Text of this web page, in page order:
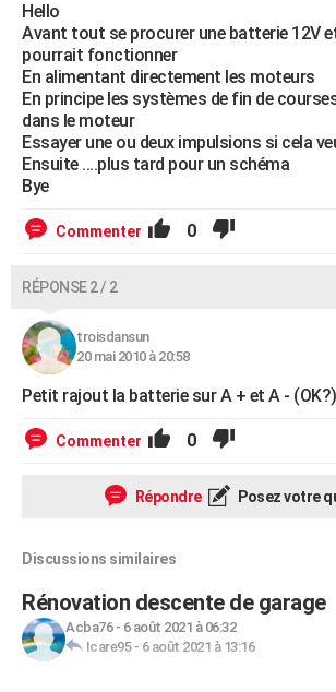
Hello
Avant tout se procurer une batterie 12V
pourrait fonctionner
En alimentant directement les moteurs
En principe les systèmes de fin de
dans le moteur
Essayer une ou deux impulsions si cela
Ensuite ....plus tard pour un schéma
Bye
Commenter 0
RÉPONSE 2 / 2
troisdansun
20 mai 2010 à 20:58
Petit rajout la batterie sur A + et A - (OK?)
Commenter 0
Répondre Posez votre
Discussions similaires
Rénovation descente de garage
Acba76- 6 août 2021 à 06:32
Icare95- 6 août 2021 à 13:16